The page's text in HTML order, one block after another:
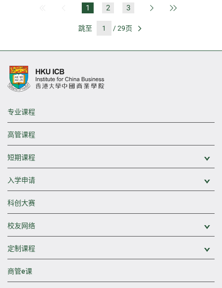
上一页
1 2 3 下一页
跳至 / 29页
专业课程
高管课程
短期课程
入学申请
科创大赛
校友网络
定制课程
商管e课